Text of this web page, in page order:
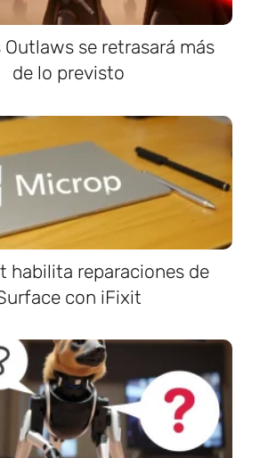
Outlaws se retrasará más
de lo previsto
habilita reparaciones de
con iFixit